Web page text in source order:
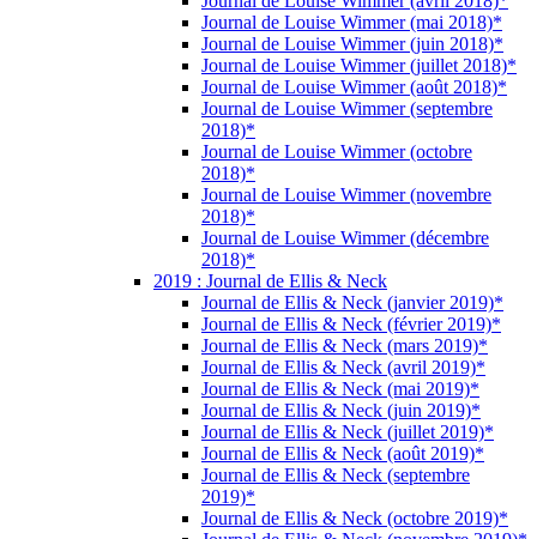
Journal de Louise Wimmer (mai 2018)*
Journal de Louise Wimmer (juin 2018)*
Journal de Louise Wimmer (juillet 2018)*
Journal de Louise Wimmer (août 2018)*
Journal de Louise Wimmer (septembre
2018)*
Journal de Louise Wimmer (octobre
2018)*
Journal de Louise Wimmer (novembre
2018)*
Journal de Louise Wimmer (décembre
2018)*
2019 : Journal de Ellis & Neck
Journal de Ellis & Neck (janvier 2019)*
Journal de Ellis & Neck (février 2019)*
Journal de Ellis & Neck (mars 2019)*
Journal de Ellis & Neck (avril 2019)*
Journal de Ellis & Neck (mai 2019)*
Journal de Ellis & Neck (juin 2019)*
Journal de Ellis & Neck (juillet 2019)*
Journal de Ellis & Neck (août 2019)*
Journal de Ellis & Neck (septembre
2019)*
Journal de Ellis & Neck (octobre 2019)*